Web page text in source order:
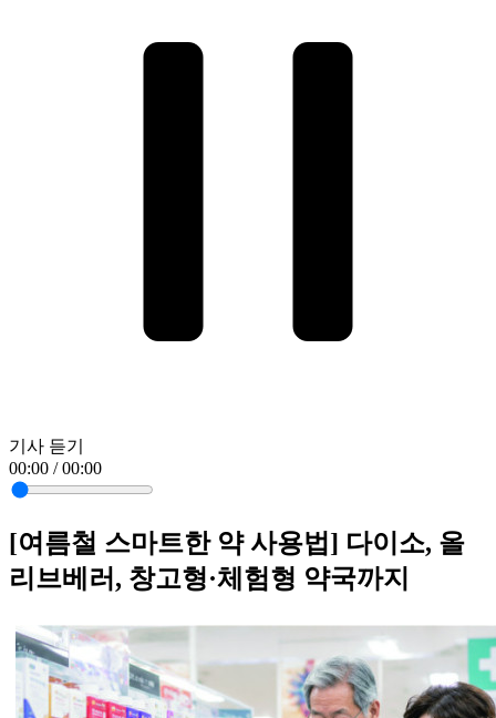
기사 듣기
00:00 / 00:00
[여름철 스마트한 약 사용법] 다이소, 올
리브베러, 창고형·체험형 약국까지